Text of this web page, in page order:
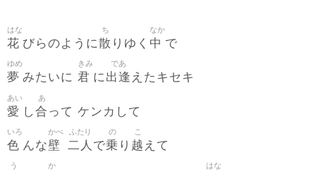
花
はな
びらのように散
ち
りゆく 中
なか
で
夢
ゆめ
みたいに 君
きみ
に出逢
であ
えたキセキ
愛
あい
し合
あ
って ケンカして
色
いろ
んな壁
かべ
二人
ふたり
で乗
の
り 越
こ
えて
う か はな